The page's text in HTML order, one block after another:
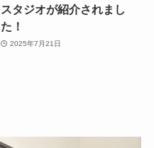
スタジオが紹介されまし
た！
2025年7月21日